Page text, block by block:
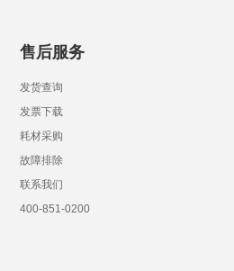
售后服务
发货查询
发票下载
耗材采购
故障排除
联系我们
400-851-0200